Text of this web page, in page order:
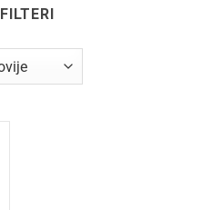
FILTERI